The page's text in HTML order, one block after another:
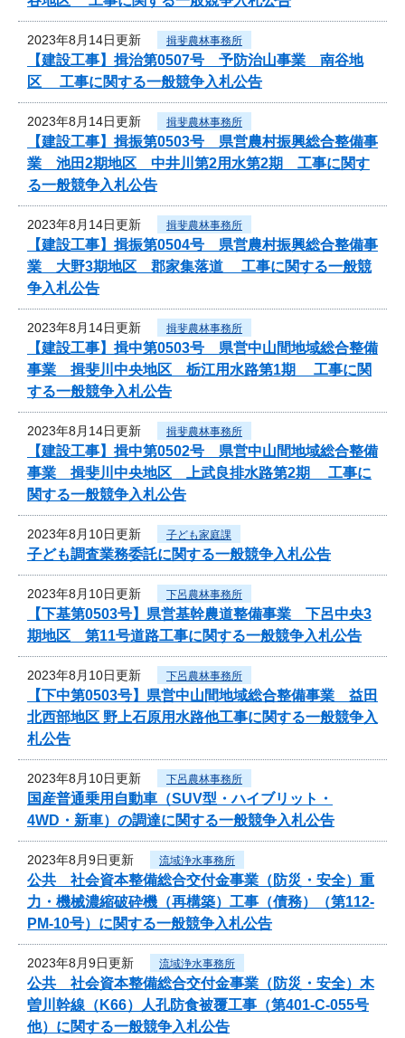
2023年8月14日更新 揖斐農林事務所
【建設工事】揖治第0507号 予防治山事業 南谷地
区 工事に関する一般競争入札公告
2023年8月14日更新 揖斐農林事務所
【建設工事】揖振第0503号 県営農村振興総合整備事
業 池田2期地区 中井川第2用水第2期 工事に関す
る一般競争入札公告
2023年8月14日更新 揖斐農林事務所
【建設工事】揖振第0504号 県営農村振興総合整備事
業 大野3期地区 郡家集落道 工事に関する一般競
争入札公告
2023年8月14日更新 揖斐農林事務所
【建設工事】揖中第0503号 県営中山間地域総合整備
事業 揖斐川中央地区 栃江用水路第1期 工事に関
する一般競争入札公告
2023年8月14日更新 揖斐農林事務所
【建設工事】揖中第0502号 県営中山間地域総合整備
事業 揖斐川中央地区 上武良排水路第2期 工事に
関する一般競争入札公告
2023年8月10日更新 子ども家庭課
子ども調査業務委託に関する一般競争入札公告
2023年8月10日更新 下呂農林事務所
【下基第0503号】県営基幹農道整備事業 下呂中央3
期地区 第11号道路工事に関する一般競争入札公告
2023年8月10日更新 下呂農林事務所
【下中第0503号】県営中山間地域総合整備事業 益田
北西部地区 野上石原用水路他工事に関する一般競争入
札公告
2023年8月10日更新 下呂農林事務所
国産普通乗用自動車（SUV型・ハイブリット・
4WD・新車）の調達に関する一般競争入札公告
2023年8月9日更新 流域浄水事務所
公共 社会資本整備総合交付金事業（防災・安全）重
力・機械濃縮破砕機（再構築）工事（債務）（第112-
PM-10号）に関する一般競争入札公告
2023年8月9日更新 流域浄水事務所
公共 社会資本整備総合交付金事業（防災・安全）木
曽川幹線（K66）人孔防食被覆工事（第401-C-055号
他）に関する一般競争入札公告